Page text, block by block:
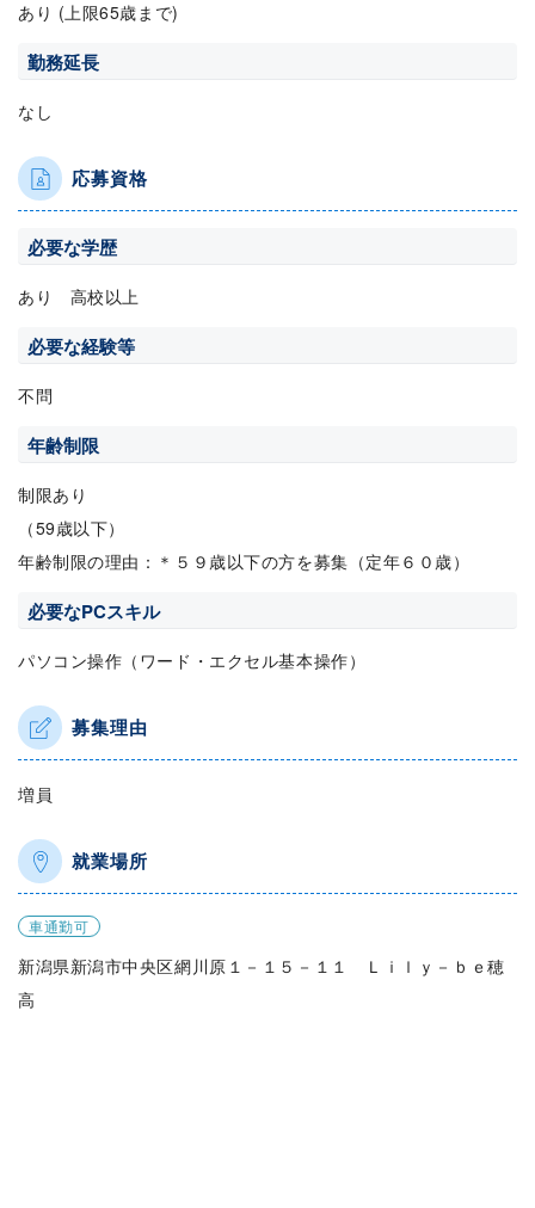
あり (上限65歳まで)
勤務延長
なし
応募資格
必要な学歴
あり 高校以上
必要な経験等
不問
年齢制限
制限あり
（59歳以下）
年齢制限の理由：＊５９歳以下の方を募集（定年６０歳）
必要なPCスキル
パソコン操作（ワード・エクセル基本操作）
募集理由
増員
就業場所
車通勤可
新潟県新潟市中央区網川原１－１５－１１ Ｌｉｌｙ－ｂｅ穂
高